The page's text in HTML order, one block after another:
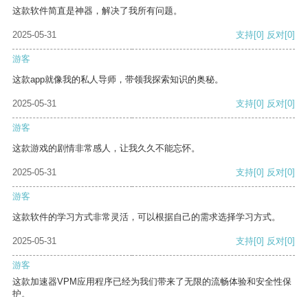
这款软件简直是神器，解决了我所有问题。
2025-05-31 支持[0] 反对[0]
游客
这款app就像我的私人导师，带领我探索知识的奥秘。
2025-05-31 支持[0] 反对[0]
游客
这款游戏的剧情非常感人，让我久久不能忘怀。
2025-05-31 支持[0] 反对[0]
游客
这款软件的学习方式非常灵活，可以根据自己的需求选择学习方式。
2025-05-31 支持[0] 反对[0]
游客
这款加速器VPM应用程序已经为我们带来了无限的流畅体验和安全性保
护。